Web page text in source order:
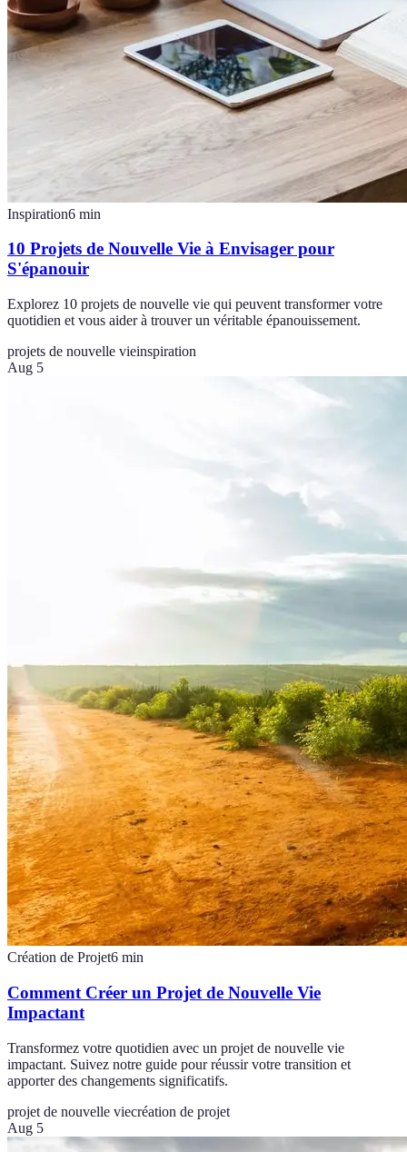
Inspiration6 min
10 Projets de Nouvelle Vie à Envisager pour
S'épanouir
Explorez 10 projets de nouvelle vie qui peuvent transformer votre
quotidien et vous aider à trouver un véritable épanouissement.
projets de nouvelle vieinspiration
Aug 5
Création de Projet6 min
Comment Créer un Projet de Nouvelle Vie
Impactant
Transformez votre quotidien avec un projet de nouvelle vie
impactant. Suivez notre guide pour réussir votre transition et
apporter des changements significatifs.
projet de nouvelle viecréation de projet
Aug 5